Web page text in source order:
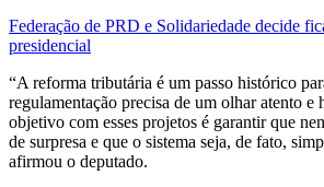
Federação de PRD e Solidariedade decide
presidencial
“A reforma tributária é um passo histórico
regulamentação precisa de um olhar atento e
objetivo com esses projetos é garantir que
de surpresa e que o sistema seja, de fato,
afirmou o deputado.